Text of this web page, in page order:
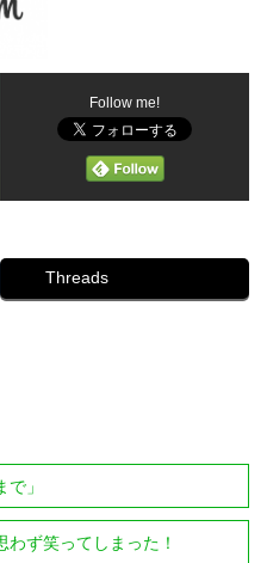
Follow me!
Threads
」
ず笑ってしまった！